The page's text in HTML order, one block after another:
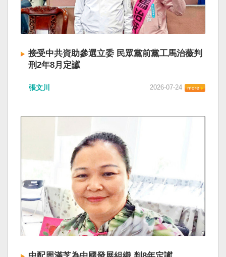
接受中共資助參選立委 民眾黨前黨工馬治薇判
刑2年8月定讞
張文川 2026-07-24